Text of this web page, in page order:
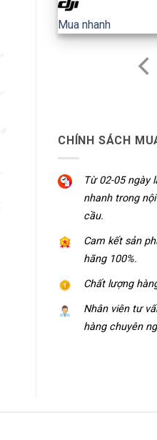
Mua nhanh
CHÍNH SÁCH
Từ 02-05 ngày
nhanh trong
cầu.
Cam kết sản
hãng 100%.
Chất lượng
Nhân viên tư
hàng chuyên